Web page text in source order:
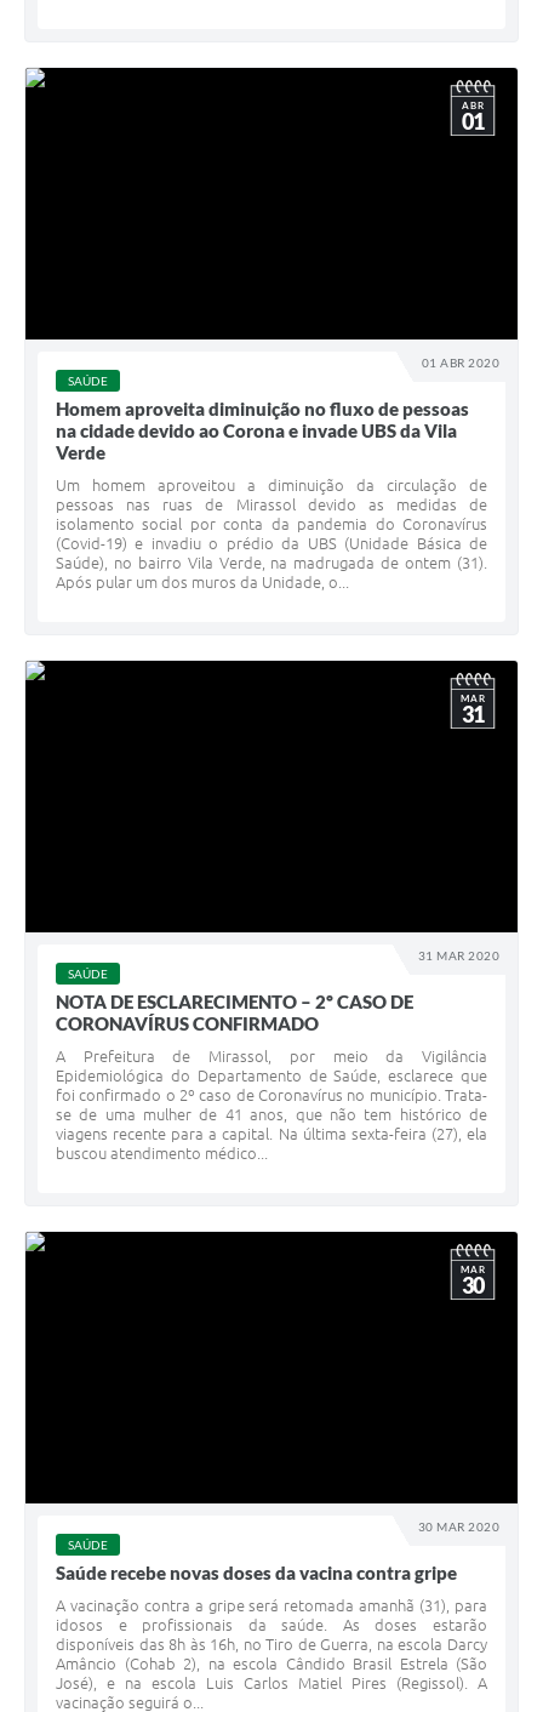
01 ABR 2020
ABR
01
SAÚDE
Homem aproveita diminuição no fluxo de pessoas
na cidade devido ao Corona e invade UBS da Vila
Verde
Um homem aproveitou a diminuição da circulação de
pessoas nas ruas de Mirassol devido as medidas de
isolamento social por conta da pandemia do Coronavírus
(Covid-19) e invadiu o prédio da UBS (Unidade Básica de
Saúde), no bairro Vila Verde, na madrugada de ontem (31).
Após pular um dos muros da Unidade, o...
31 MAR 2020
MAR
31
SAÚDE
NOTA DE ESCLARECIMENTO – 2º CASO DE
CORONAVÍRUS CONFIRMADO
A Prefeitura de Mirassol, por meio da Vigilância
Epidemiológica do Departamento de Saúde, esclarece que
foi confirmado o 2º caso de Coronavírus no município. Trata-
se de uma mulher de 41 anos, que não tem histórico de
viagens recente para a capital. Na última sexta-feira (27), ela
buscou atendimento médico...
30 MAR 2020
MAR
30
SAÚDE
Saúde recebe novas doses da vacina contra gripe
A vacinação contra a gripe será retomada amanhã (31), para
idosos e profissionais da saúde. As doses estarão
disponíveis das 8h às 16h, no Tiro de Guerra, na escola Darcy
Amâncio (Cohab 2), na escola Cândido Brasil Estrela (São
José), e na escola Luis Carlos Matiel Pires (Regissol). A
vacinação seguirá o...